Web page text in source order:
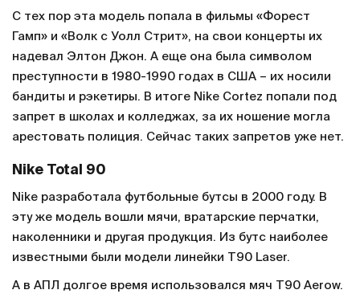
С тех пор эта модель попала в фильмы «Форест
Гамп» и «Волк с Уолл Стрит», на свои концерты их
надевал Элтон Джон. А еще она была символом
преступности в 1980-1990 годах в США – их носили
бандиты и рэкетиры. В итоге Nike Cortez попали под
запрет в школах и колледжах, за их ношение могла
арестовать полиция. Сейчас таких запретов уже нет.
Nike Total 90
Nike разработала футбольные бутсы в 2000 году. В
эту же модель вошли мячи, вратарские перчатки,
наколенники и другая продукция. Из бутс наиболее
известными были модели линейки T90 Laser.
А в АПЛ долгое время использовался мяч T90 Aerow.